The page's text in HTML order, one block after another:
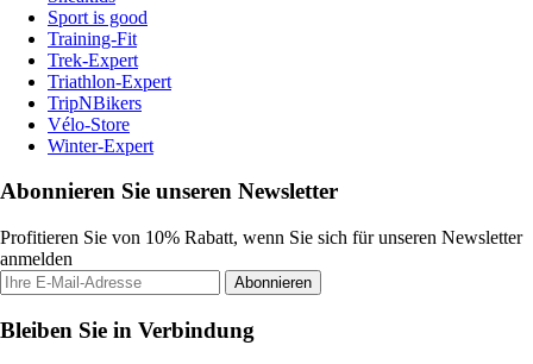
Sport is good
Training-Fit
Trek-Expert
Triathlon-Expert
TripNBikers
Vélo-Store
Winter-Expert
Abonnieren Sie unseren Newsletter
Profitieren Sie von 10% Rabatt, wenn Sie sich für unseren Newsletter
anmelden
Abonnieren
Bleiben Sie in Verbindung